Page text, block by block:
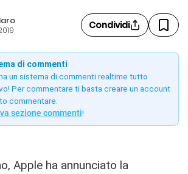
Condividi
di commenti
un sistema di commenti realtime tutto
Per commentare ti basta creare un account
commentare.
sezione commenti!
Apple ha annunciato la